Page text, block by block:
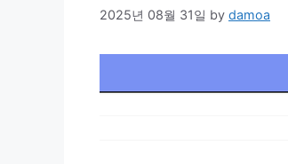
2025년 08월 31일 by damoa